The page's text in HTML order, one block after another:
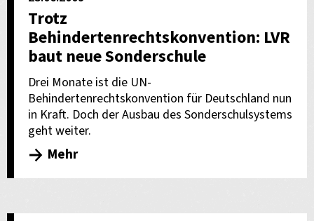
Trotz
Behindertenrechtskonvention: LVR
baut neue Sonderschule
Drei Monate ist die UN-
Behindertenrechtskonvention für Deutschland nun
in Kraft. Doch der Ausbau des Sonderschulsystems
geht weiter.
Mehr